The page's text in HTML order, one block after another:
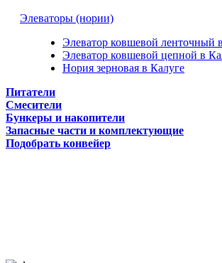
Элеваторы (нории)
Элеватор ковшевой ленточный
Элеватор ковшевой цепной в
Нория зерновая в Калуге
Питатели
Смесители
Бункеры и накопители
Запасные части и комплектующие
Подобрать конвейер